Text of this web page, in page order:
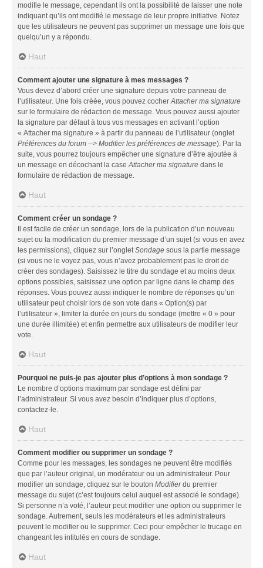
modifie le message, cependant ils ont la possibilité de laisser une note
indiquant qu’ils ont modifié le message de leur propre initiative. Notez
que les utilisateurs ne peuvent pas supprimer un message une fois que
quelqu’un y a répondu.
Haut
Comment ajouter une signature à mes messages ?
Vous devez d’abord créer une signature depuis votre panneau de
l’utilisateur. Une fois créée, vous pouvez cocherAttacher ma signature
sur le formulaire de rédaction de message. Vous pouvez aussi ajouter
la signature par défaut à tous vos messages en activant l’option
« Attacher ma signature » à partir du panneau de l’utilisateur (onglet
Préférences du forum --> Modifier les préférences de message). Par la
suite, vous pourrez toujours empêcher une signature d’être ajoutée à
un message en décochant la caseAttacher ma signature dans le
formulaire de rédaction de message.
Haut
Comment créer un sondage ?
Il est facile de créer un sondage, lors de la publication d’un nouveau
sujet ou la modification du premier message d’un sujet (si vous en avez
les permissions), cliquez sur l’ongletSondage sous la partie message
(si vous ne le voyez pas, vous n’avez probablement pas le droit de
créer des sondages). Saisissez le titre du sondage et au moins deux
options possibles, saisissez une option par ligne dans le champ des
réponses. Vous pouvez aussi indiquer le nombre de réponses qu’un
utilisateur peut choisir lors de son vote dans « Option(s) par
l’utilisateur », limiter la durée en jours du sondage (mettre « 0 » pour
une durée illimitée) et enfin permettre aux utilisateurs de modifier leur
vote.
Haut
Pourquoi ne puis-je pas ajouter plus d’options à mon sondage ?
Le nombre d’options maximum par sondage est défini par
l’administrateur. Si vous avez besoin d’indiquer plus d’options,
contactez-le.
Haut
Comment modifier ou supprimer un sondage ?
Comme pour les messages, les sondages ne peuvent être modifiés
que par l’auteur original, un modérateur ou un administrateur. Pour
modifier un sondage, cliquez sur le bouton Modifierdu premier
message du sujet (c’est toujours celui auquel est associé le sondage).
Si personne n’a voté, l’auteur peut modifier une option ou supprimer le
sondage. Autrement, seuls les modérateurs et les administrateurs
peuvent le modifier ou le supprimer. Ceci pour empêcher le trucage en
changeant les intitulés en cours de sondage.
Haut